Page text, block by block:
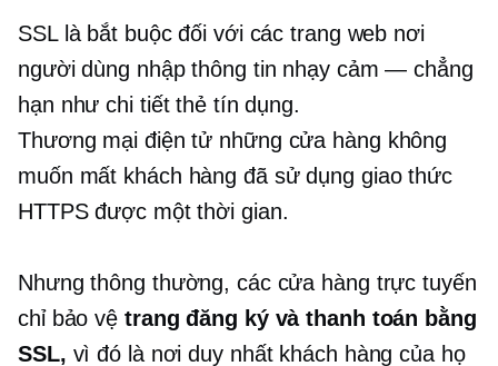
SSL là bắt buộc đối với các trang web nơi
người dùng nhập thông tin nhạy cảm — chẳng
hạn như chi tiết thẻ tín dụng.
Thương mại điện tử những cửa hàng không
muốn mất khách hàng đã sử dụng giao thức
HTTPS được một thời gian.
Nhưng thông thường, các cửa hàng trực tuyến
chỉ bảo vệ trang đăng ký và thanh toán bằng
SSL, vì đó là nơi duy nhất khách hàng của họ